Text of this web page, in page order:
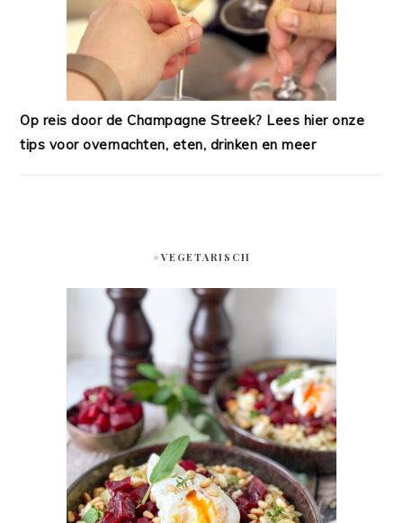
Op reis door de Champagne Streek? Lees hier onze
tips voor overnachten, eten, drinken en meer
#VEGETARISCH